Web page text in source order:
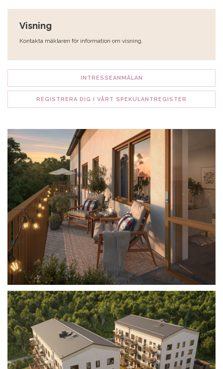
Visning
Kontakta mäklaren för information om visning.
INTRESSEANMÄLAN
REGISTRERA DIG I VÅRT SPEKULANTREGISTER